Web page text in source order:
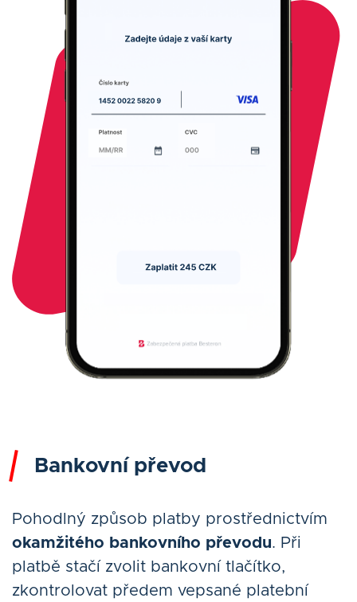
Bankovní převod
Pohodlný způsob platby prostřednictvím
okamžitého bankovního převodu. Při
platbě stačí zvolit bankovní tlačítko,
zkontrolovat předem vepsané platební